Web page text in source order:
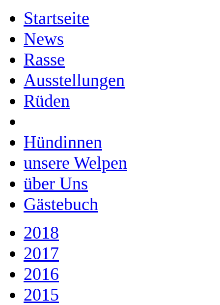
Startseite
News
Rasse
Ausstellungen
Rüden
Hündinnen
unsere Welpen
über Uns
Gästebuch
2018
2017
2016
2015